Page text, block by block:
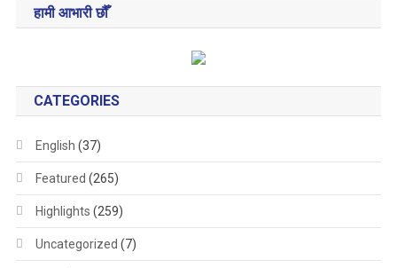
हामी आभारी छौँ
CATEGORIES
English (37)
Featured (265)
Highlights (259)
Uncategorized (7)